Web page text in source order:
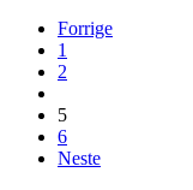
Forrige
1
2
5
6
Neste